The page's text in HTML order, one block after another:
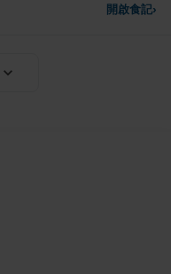
開啟食記›